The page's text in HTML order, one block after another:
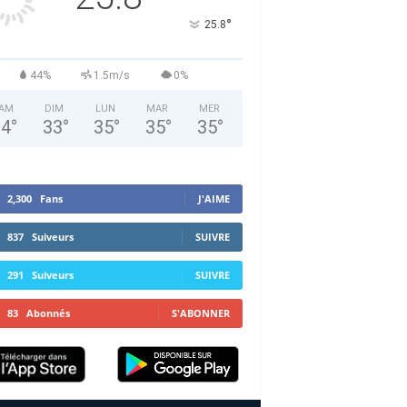
25.8°
44% 1.5m/s 0%
°
DIM
33°
LUN
35°
MAR
35°
MER
35°
2,300 Fans J'AIME
837 Suiveurs SUIVRE
291 Suiveurs SUIVRE
83 Abonnés S'ABONNER